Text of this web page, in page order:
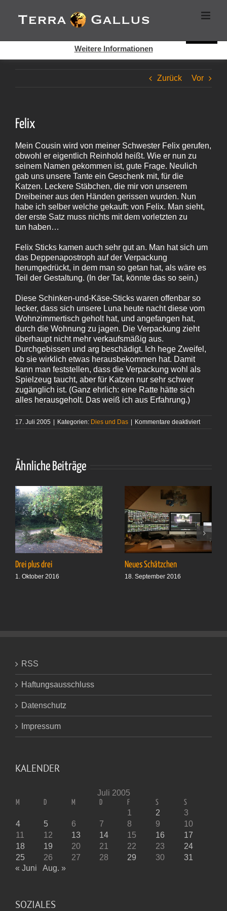
Inhalt
springen
Zurück Vor
Felix
Mein Cousin wird von meiner Schwester Felix gerufen,
obwohl er eigentlich Reinhold heißt. Wie er nun zu
seinem Namen gekommen ist, gute Frage. Neulich
gab uns unsere Tante ein Geschenk mit, für die
Katzen. Leckere Stäbchen, die mir von unserem
Dreibeiner aus den Händen gerissen wurden. Nun
habe ich selber welche gekauft: von Felix. Man sieht,
der erste Satz muss nichts mit dem vorletzten zu
tun haben…
Felix Sticks kamen auch sehr gut an. Man hat sich um
das Deppenapostroph auf der Verpackung
herumgedrückt, in dem man so getan hat, als wäre es
Teil der Gestaltung. (In der Tat, könnte das so sein.)
Diese Schinken-und-Käse-Sticks waren offenbar so
lecker, dass sich unsere Luna heute nacht diese vom
Wohnzimmertisch geholt hat, und angefangen hat,
durch die Wohnung zu jagen. Die Verpackung zieht
überhaupt nicht mehr verkaufsmäßig aus.
Durchgebissen und arg beschädigt. Ich hege Zweifel,
ob sie wirklich etwas herausbekommen hat. Damit
kann man feststellen, dass die Verpackung wohl als
Spielzeug taucht, aber für Katzen nur sehr schwer
zugänglich ist. (Ganz ehrlich: eine Ratte hätte sich
alles herausgeholt. Das weiß ich aus Erfahrung.)
17. Juli 2005 | Kategorien: Dies und Das | Kommentare deaktiviertfür
Ähnliche Beiträge
Drei plus drei
1. Oktober 2016
Neues Schätzchen
18. September 2016
RSS
Haftungsausschluss
Datenschutz
Impressum
KALENDER
Juli 2005
M D M D F S S
1 2
3
4
5 6 7 8 9
10
11
12 13 14 15 16
17
18
19 20 21 22 23
24
25
26 27 28 29 30
31
« Juni
Aug. »
SOZIALES
Cookies helfen auf auf dieser Seite bei der Bereitstellung der
Dienste. Durch die Nutzung dieser Webseite erklären Sie sich
Weitere Informationen